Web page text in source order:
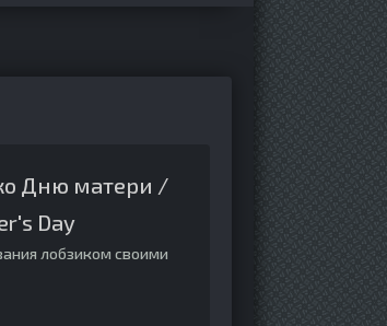
Дню матери /
Day
лобзиком своими